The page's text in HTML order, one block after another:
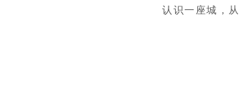
认识一座城，